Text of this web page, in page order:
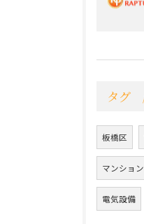
タグ
板橋区
マンション
電気設備